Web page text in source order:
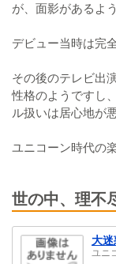
が、面影があるよ
デビュー当時は完
その後のテレビ出
性格のようですし
ル扱いは居心地が
ユニコーン時代の
世の中、理不
大迷
ユニ